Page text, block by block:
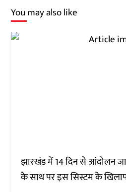
You may also like
झारखंड में 14 दिन से आंदोलन
के साथ पर इस सिस्टम के